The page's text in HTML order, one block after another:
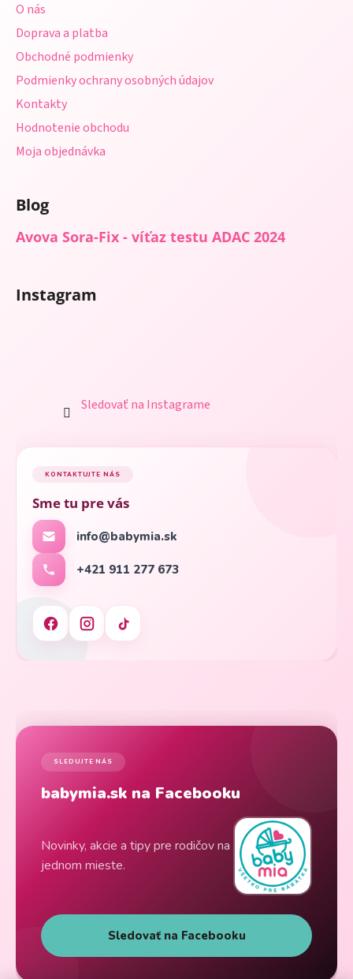
O nás
Doprava a platba
Obchodné podmienky
Podmienky ochrany osobných údajov
Kontakty
Hodnotenie obchodu
Moja objednávka
Blog
Avova Sora-Fix - víťaz testu ADAC 2024
Instagram
Sledovať na Instagrame
KONTAKTUJTE NÁS
Sme tu pre vás
info@babymia.sk
+421 911 277 673
SLEDUJTE NÁS
babymia.sk na Facebooku
Novinky, akcie a tipy pre rodičov na
jednom mieste.
Sledovať na Facebooku